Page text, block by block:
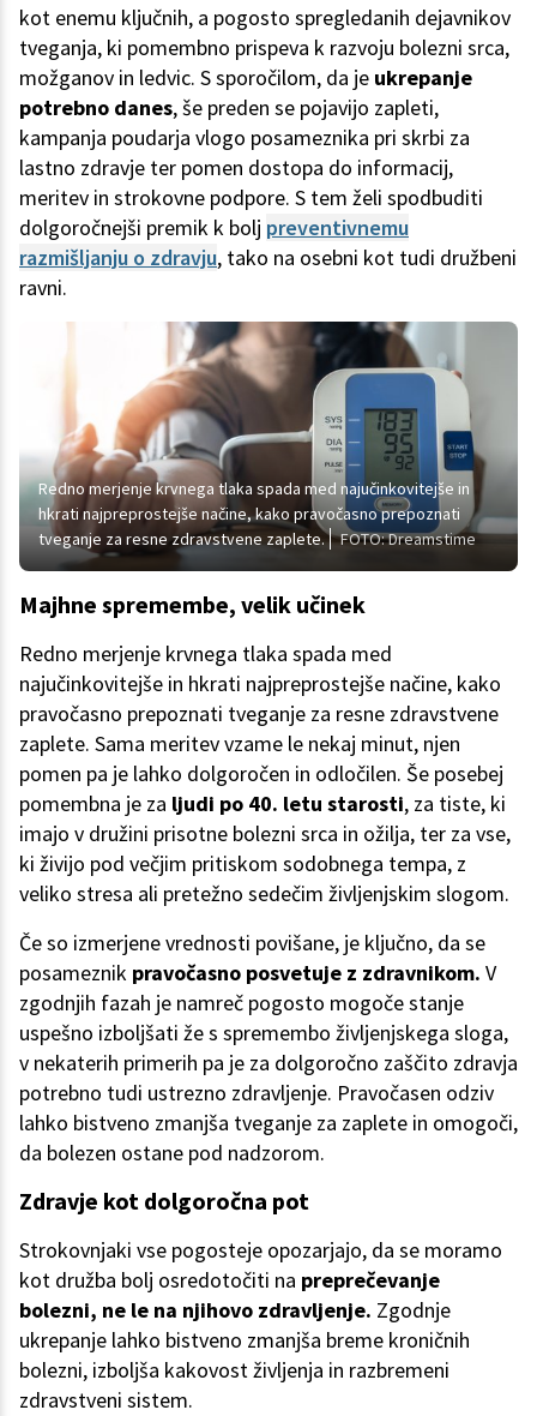
kot enemu ključnih, a pogosto spregledanih dejavnikov
tveganja, ki pomembno prispeva k razvoju bolezni srca,
možganov in ledvic. S sporočilom, da je ukrepanje
potrebno danes, še preden se pojavijo zapleti,
kampanja poudarja vlogo posameznika pri skrbi za
lastno zdravje ter pomen dostopa do informacij,
meritev in strokovne podpore. S tem želi spodbuditi
dolgoročnejši premik k bolj preventivnemu
razmišljanju o zdravju, tako na osebni kot tudi družbeni
ravni.
Redno merjenje krvnega tlaka spada med najučinkovitejše in
hkrati najpreprostejše načine, kako pravočasno prepoznati
tveganje za resne zdravstvene zaplete.
FOTO: Dreamstime
Majhne spremembe, velik učinek
Redno merjenje krvnega tlaka spada med
najučinkovitejše in hkrati najpreprostejše načine, kako
pravočasno prepoznati tveganje za resne zdravstvene
zaplete. Sama meritev vzame le nekaj minut, njen
pomen pa je lahko dolgoročen in odločilen. Še posebej
pomembna je za ljudi po 40. letu starosti, za tiste, ki
imajo v družini prisotne bolezni srca in ožilja, ter za vse,
ki živijo pod večjim pritiskom sodobnega tempa, z
veliko stresa ali pretežno sedečim življenjskim slogom.
Če so izmerjene vrednosti povišane, je ključno, da se
posameznik pravočasno posvetuje z zdravnikom. V
zgodnjih fazah je namreč pogosto mogoče stanje
uspešno izboljšati že s spremembo življenjskega sloga,
v nekaterih primerih pa je za dolgoročno zaščito zdravja
potrebno tudi ustrezno zdravljenje. Pravočasen odziv
lahko bistveno zmanjša tveganje za zaplete in omogoči,
da bolezen ostane pod nadzorom.
Zdravje kot dolgoročna pot
Strokovnjaki vse pogosteje opozarjajo, da se moramo
kot družba bolj osredotočiti na preprečevanje
bolezni, ne le na njihovo zdravljenje. Zgodnje
ukrepanje lahko bistveno zmanjša breme kroničnih
bolezni, izboljša kakovost življenja in razbremeni
zdravstveni sistem.